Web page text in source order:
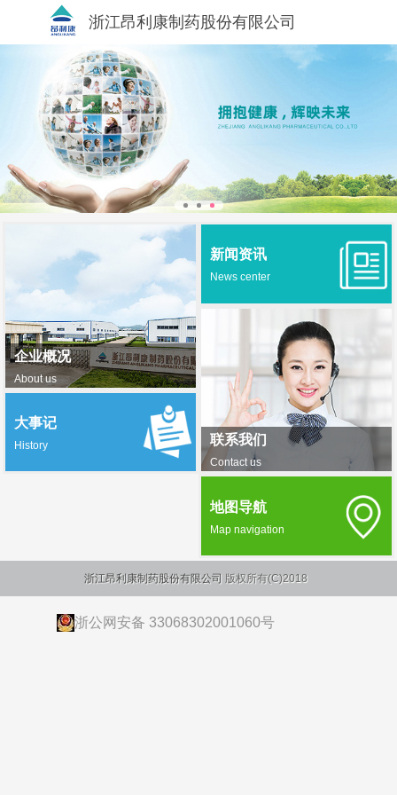
浙江昂利康制药股份有限公司
企业概况
About us
新闻资讯
News center
联系我们
Contact us
大事记
History
地图导航
Map navigation
浙江昂利康制药股份有限公司 版权所有(C)2018
浙公网安备 33068302001060号